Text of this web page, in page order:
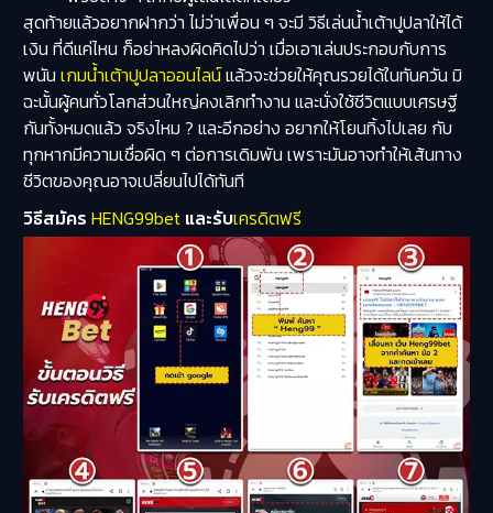
สุดท้ายแล้วอยากฝากว่า ไม่ว่าเพื่อน ๆ จะมี วิธีเล่นน้ำเต้าปูปลาให้ได้
เงิน ที่ดีแค่ไหน ก็อย่าหลงผิดคิดไปว่า เมื่อเอาเล่นประกอบกับการ
พนัน เกมน้ำเต้าปูปลาออนไลน์แล้วจะช่วยให้คุณรวยได้ในทันควัน มิ
ฉะนั้นผู้คนทั่วโลกส่วนใหญ่คงเลิกทำงาน และนั่งใช้ชีวิตแบบเศรษฐี
กันทั้งหมดแล้ว จริงไหม ? และอีกอย่าง อยากให้โยนทิ้งไปเลย กับ
ทุกหากมีความเชื่อผิด ๆ ต่อการเดิมพัน เพราะมันอาจทำให้เส้นทาง
ชีวิตของคุณอาจเปลี่ยนไปได้ทันที
วิธีสมัคร HENG99betและรับเครดิตฟรี